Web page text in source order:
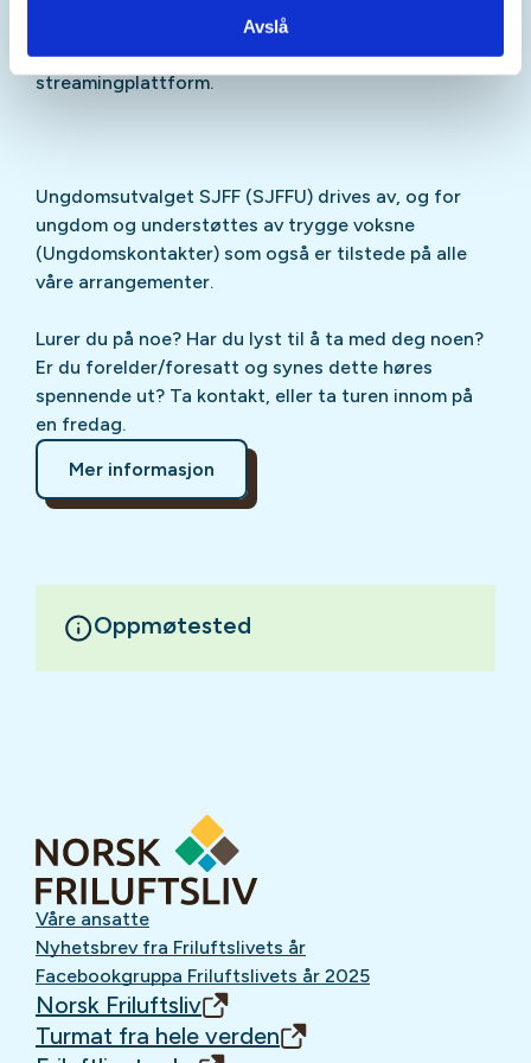
Avslå
påInstagram
TikTokog vår egenpodcastpå din favoritt-
streamingplattform.
Ungdomsutvalget SJFF (SJFFU) drives av, og for
ungdom og understøttes av trygge voksne
(Ungdomskontakter) som også er tilstede på alle
våre arrangementer.
Lurer du på noe? Har du lyst til å ta med deg noen?
Er du forelder/foresatt og synes dette høres
spennende ut? Ta kontakt, eller ta turen innom på
en fredag.
Mer informasjon
Oppmøtested
Våre ansatte
Nyhetsbrev fra Friluftslivets år
Facebookgruppa Friluftslivets år 2025
Norsk Friluftsliv
Turmat fra hele verden